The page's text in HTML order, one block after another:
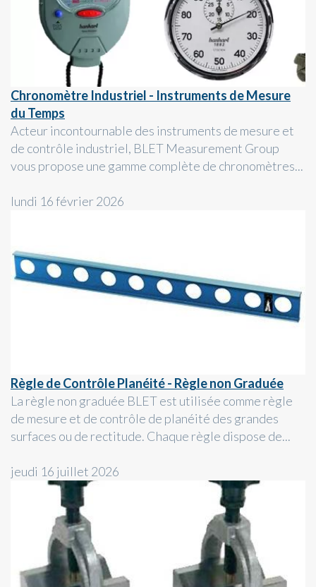
Chronomètre Industriel - Instruments de Mesure
du Temps
Acteur incontournable des instruments de mesure et
de contrôle industriel, BLET Measurement Group
vous propose une gamme complète de chronomètres...
lundi 16 février 2026
Règle de Contrôle Planéité - Règle non Graduée
La règle non graduée BLET est utilisée comme règle
de mesure et de contrôle de planéité des grandes
surfaces ou de rectitude. Chaque règle dispose de...
jeudi 16 juillet 2026